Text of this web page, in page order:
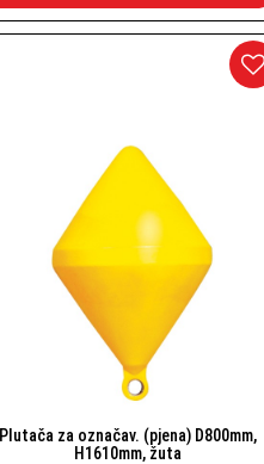
Brzi pogled
Plutača za označav. (pjena) D800mm,
H1610mm, žuta